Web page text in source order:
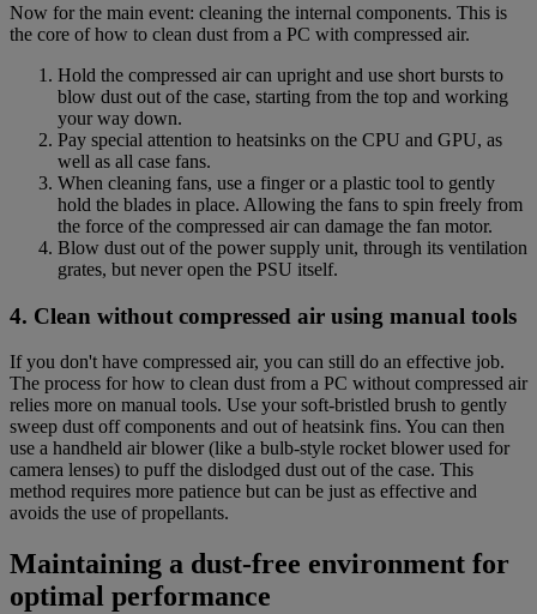
Now for the main event: cleaning the internal components. This is
the core of how to clean dust from a PC with compressed air.
Hold the compressed air can upright and use short bursts to
blow dust out of the case, starting from the top and working
your way down.
Pay special attention to heatsinks on the CPU and GPU, as
well as all case fans.
When cleaning fans, use a finger or a plastic tool to gently
hold the blades in place. Allowing the fans to spin freely from
the force of the compressed air can damage the fan motor.
Blow dust out of the power supply unit, through its ventilation
grates, but never open the PSU itself.
4. Clean without compressed air using manual tools
If you don't have compressed air, you can still do an effective job.
The process for how to clean dust from a PC without compressed air
relies more on manual tools. Use your soft-bristled brush to gently
sweep dust off components and out of heatsink fins. You can then
use a handheld air blower (like a bulb-style rocket blower used for
camera lenses) to puff the dislodged dust out of the case. This
method requires more patience but can be just as effective and
avoids the use of propellants.
Maintaining a dust-free environment for
optimal performance